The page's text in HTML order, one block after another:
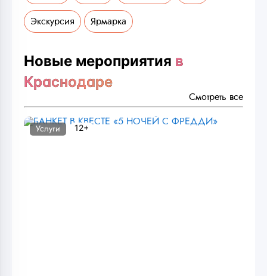
Экскурсия Ярмарка
Новые мероприятия в
Краснодаре
Смотреть все
Услуги 12+